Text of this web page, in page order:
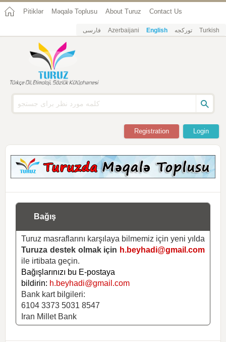
Pitiklər Məqalə Toplusu About Turuz Contact Us
فارسی Azerbaijani English تورکجه Turkish
Login
Registration
Bağış
Turuz masraflarını karşılaya bilmemiz için yeni yılda
Turuza destek olmak için h.beyhadi@gmail.com
ile irtibata geçin.
Bağışlarınızı bu E-postaya
bildirin: h.beyhadi@gmail.com
Bank kart bilgileri:
6104 3373 5031 8547
Iran Millet Bank